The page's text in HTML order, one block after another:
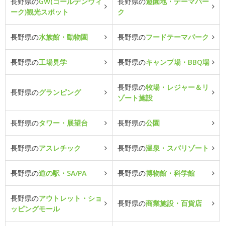
ーク)観光スポット
ク
長野県の水族館・動物園 長野県のフードテーマパーク
長野県の工場見学 長野県のキャンプ場・BBQ場
長野県のグランピング
長野県の牧場・レジャー＆リ
ゾート施設
長野県のタワー・展望台 長野県の公園
長野県のアスレチック 長野県の温泉・スパリゾート
長野県の道の駅・SA/PA 長野県の博物館・科学館
長野県のアウトレット・ショ
ッピングモール
長野県の商業施設・百貨店